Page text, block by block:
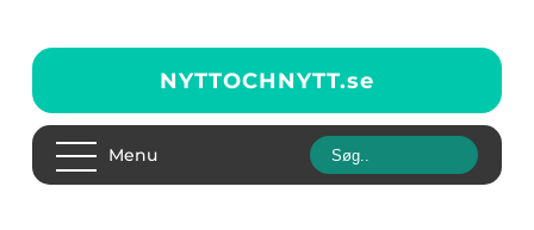
NYTTOCHNYTT.se
Menu